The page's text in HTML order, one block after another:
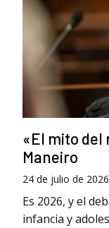
«El mito del
Maneiro
24 de julio de 2026
Es 2026, y el
infancia y